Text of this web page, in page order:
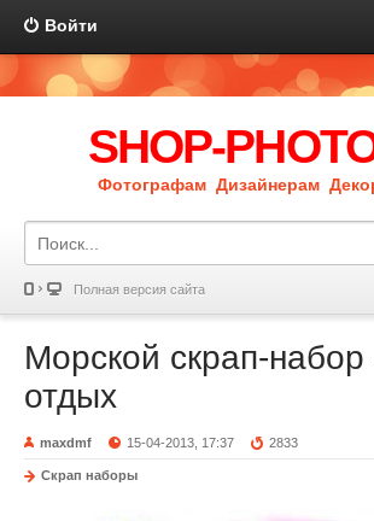
Войти
SHOP-
Фотографам Дизайнерам
Полная версия сайта
Морской скрап-набор
отдых
maxdmf 15-04-2013, 17:37 2833
Скрап наборы